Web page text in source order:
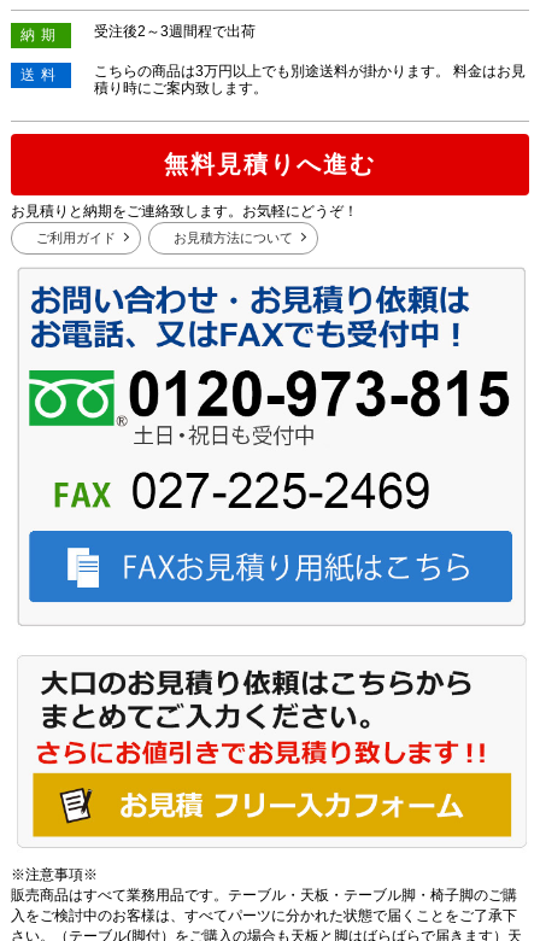
納期 受注後2～3週間程で出荷
送料
こちらの商品は3万円以上でも別途送料が掛かります。 料金はお見
積り時にご案内致します。
無料見積りへ進む
お見積りと納期をご連絡致します。お気軽にどうぞ！
ご利用ガイド お見積方法について
※注意事項※
販売商品はすべて業務用品です。テーブル・天板・テーブル脚・椅子脚のご購
入をご検討中のお客様は、すべてパーツに分かれた状態で届くことをご了承下
さい。（テーブル(脚付）をご購入の場合も天板と脚はばらばらで届きます）天